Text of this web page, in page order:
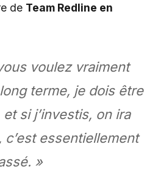
de Team Redline en
voulez vraiment
terme, je dois être
si j’investis, on ira
c’est essentiellement
»